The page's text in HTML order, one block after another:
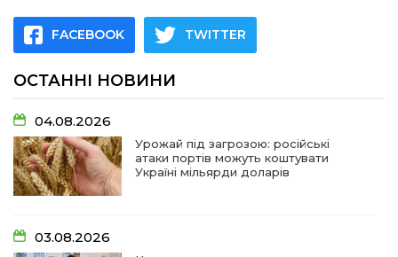
FACEBOOK TWITTER
ОСТАННІ НОВИНИ
04.08.2026
Урожай під загрозою: російські
атаки портів можуть коштувати
Україні мільярди доларів
03.08.2026